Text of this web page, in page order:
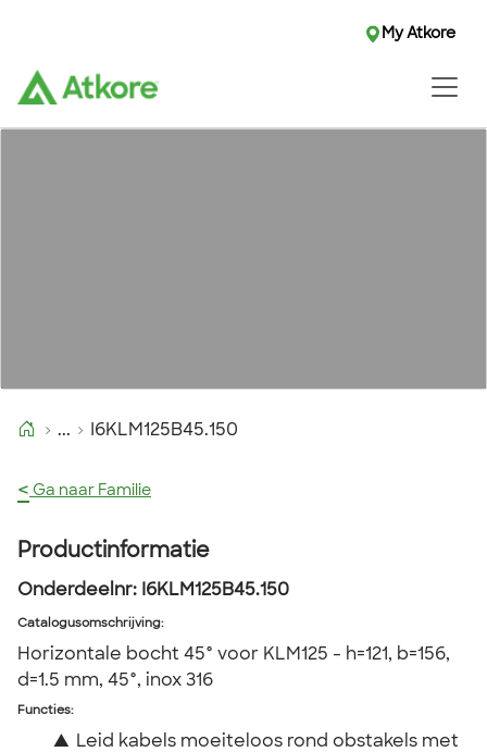
My Atkore
... I6KLM125B45.150
< Ga naar Familie
Productinformatie
Onderdeelnr: I6KLM125B45.150
Catalogusomschrijving:
Horizontale bocht 45° voor KLM125 - h=121, b=156,
d=1.5 mm, 45°, inox 316
Functies:
▲ Leid kabels moeiteloos rond obstakels met